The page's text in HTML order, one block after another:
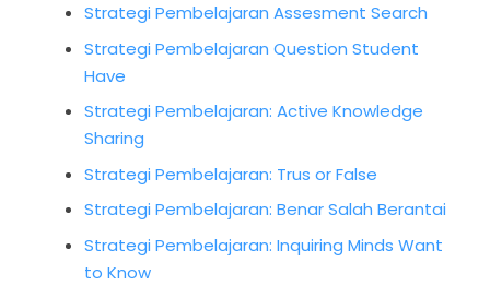
Strategi Pembelajaran Assesment Search
Strategi Pembelajaran Question Student
Have
Strategi Pembelajaran: Active Knowledge
Sharing
Strategi Pembelajaran: Trus or False
Strategi Pembelajaran: Benar Salah Berantai
Strategi Pembelajaran: Inquiring Minds Want
to Know